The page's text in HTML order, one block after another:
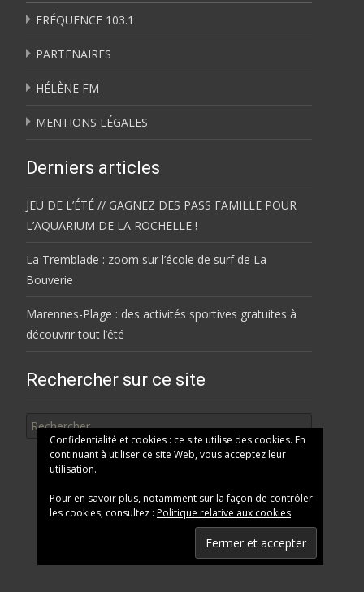
FRÉQUENCE 103.1
PARTENAIRES
HÉLÈNE FM
MENTIONS LÉGALES
Derniers articles
JEU DE L’ÉTÉ // GAGNEZ DES PASS FAMILLE POUR
L’AQUARIUM DE LA ROCHELLE !
La Tremblade : zoom sur l’école de surf de La
Bouverie
Marennes-Plage : des activités sportives gratuites à
découvrir tout l’été
Rechercher sur ce site
Confidentialité et cookies : ce site utilise des cookies. En
continuant à utiliser ce site Web, vous acceptez leur
utilisation.
Pour en savoir plus, notamment sur la façon de contrôler
les cookies, consultez : Politique relative aux cookies